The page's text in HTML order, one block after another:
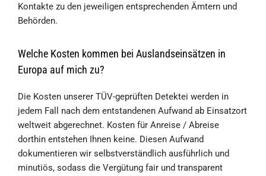
Kontakte zu den jeweiligen entsprechenden Ämtern und
Behörden.
Welche Kosten kommen bei Auslandseinsätzen in
Europa auf mich zu?
Die Kosten unserer TÜV-geprüften Detektei werden in
jedem Fall nach dem entstandenen Aufwand ab Einsatzort
weltweit abgerechnet. Kosten für Anreise / Abreise
dorthin entstehen Ihnen keine. Diesen Aufwand
dokumentieren wir selbstverständlich ausführlich und
minutiös, sodass die Vergütung fair und transparent